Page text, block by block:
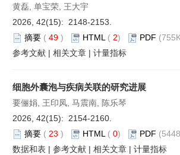
黄磊, 单宝荣, 王大宇
2026, 42(15): 2148-2153.
摘要 ( 49 ) HTML ( 2) PDF
参考文献 | 相关文章 | 计量指标
细胞外囊泡与疾病关联的研究进展
要俪娟, 王印凤, 马震南, 陈乐琴
2026, 42(15): 2154-2160.
摘要 ( 23 ) HTML ( 0) PDF
数据和表 | 参考文献 | 相关文章 | 计量指标